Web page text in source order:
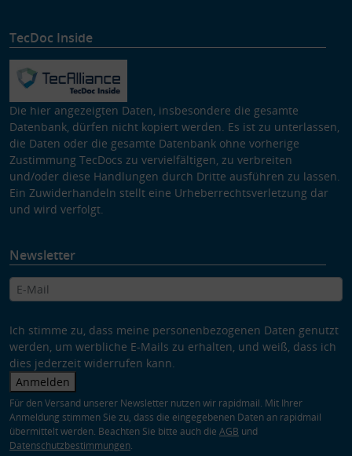
TecDoc Inside
Die hier angezeigten Daten, insbesondere die gesamte
Datenbank, dürfen nicht kopiert werden. Es ist zu unterlassen,
die Daten oder die gesamte Datenbank ohne vorherige
Zustimmung TecDocs zu vervielfältigen, zu verbreiten
und/oder diese Handlungen durch Dritte ausführen zu lassen.
Ein Zuwiderhandeln stellt eine Urheberrechtsverletzung dar
und wird verfolgt.
Newsletter
Ich stimme zu, dass meine personenbezogenen Daten genutzt
werden, um werbliche E-Mails zu erhalten, und weiß, dass ich
dies jederzeit widerrufen kann.
Anmelden
Für den Versand unserer Newsletter nutzen wir rapidmail. Mit Ihrer
Anmeldung stimmen Sie zu, dass die eingegebenen Daten an rapidmail
übermittelt werden. Beachten Sie bitte auch die AGB und
Datenschutzbestimmungen.